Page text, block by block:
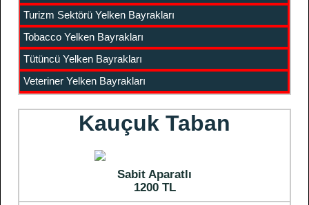
Turizm Sektörü Yelken Bayrakları
Tobacco Yelken Bayrakları
Tütüncü Yelken Bayrakları
Veteriner Yelken Bayrakları
Kauçuk Taban
Sabit Aparatlı
1200 TL